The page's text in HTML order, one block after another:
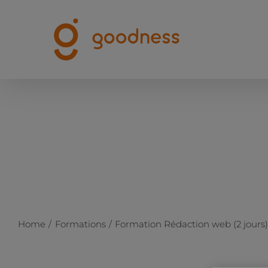
Home Formations Formation Rédaction web (2 jours)